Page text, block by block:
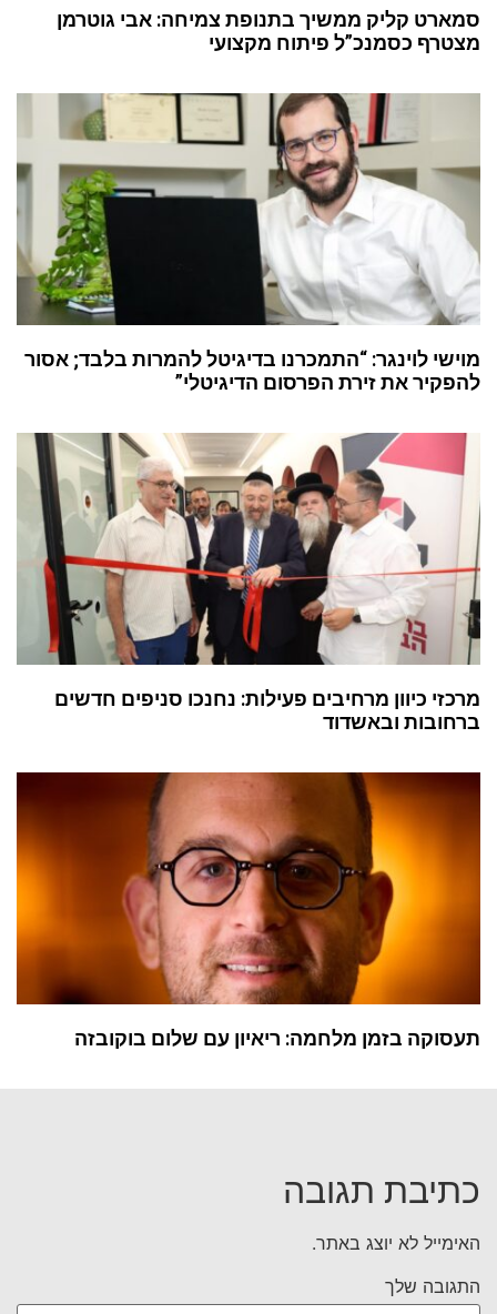
סמארט קליק ממשיך בתנופת צמיחה: אבי גוטרמן
מצטרף כסמנכ”ל פיתוח מקצועי
מוישי לוינגר: “התמכרנו בדיגיטל להמרות בלבד; אסור
להפקיר את זירת הפרסום הדיגיטלי”
מרכזי כיוון מרחיבים פעילות: נחנכו סניפים חדשים
ברחובות ובאשדוד
תעסוקה בזמן מלחמה: ריאיון עם שלום בוקובזה
כתיבת תגובה
האימייל לא יוצג באתר.
התגובה שלך